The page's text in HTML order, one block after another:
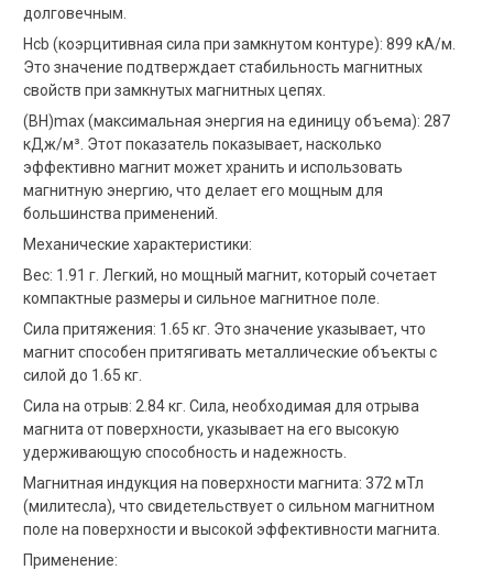
долговечным.
Hcb (коэрцитивная сила при замкнутом контуре): 899 кА/м.
Это значение подтверждает стабильность магнитных
свойств при замкнутых магнитных цепях.
(BH)max (максимальная энергия на единицу объема): 287
кДж/м³. Этот показатель показывает, насколько
эффективно магнит может хранить и использовать
магнитную энергию, что делает его мощным для
большинства применений.
Механические характеристики:
Вес: 1.91 г. Легкий, но мощный магнит, который сочетает
компактные размеры и сильное магнитное поле.
Сила притяжения: 1.65 кг. Это значение указывает, что
магнит способен притягивать металлические объекты с
силой до 1.65 кг.
Сила на отрыв: 2.84 кг. Сила, необходимая для отрыва
магнита от поверхности, указывает на его высокую
удерживающую способность и надежность.
Магнитная индукция на поверхности магнита: 372 мТл
(милитесла), что свидетельствует о сильном магнитном
поле на поверхности и высокой эффективности магнита.
Применение: